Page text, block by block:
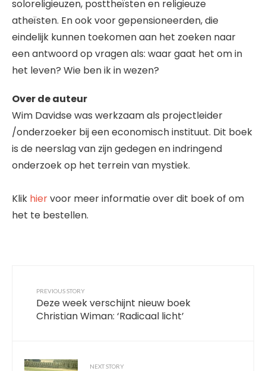
soloreligieuzen, posttheïsten en religieuze
atheïsten. En ook voor gepensioneerden, die
eindelijk kunnen toekomen aan het zoeken naar
een antwoord op vragen als: waar gaat het om in
het leven? Wie ben ik in wezen?
Over de auteur
Wim Davidse was werkzaam als projectleider
/onderzoeker bij een economisch instituut. Dit boek
is de neerslag van zijn gedegen en indringend
onderzoek op het terrein van mystiek.
Klik hiervoor meer informatie over dit boek of om
het te bestellen.
PREVIOUS STORY
Deze week verschijnt nieuw boek
Christian Wiman: ‘Radicaal licht’
NEXT STORY